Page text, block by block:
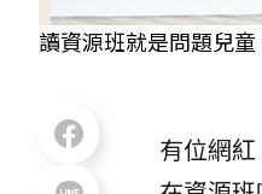
讀資源班就是問題兒
有位網